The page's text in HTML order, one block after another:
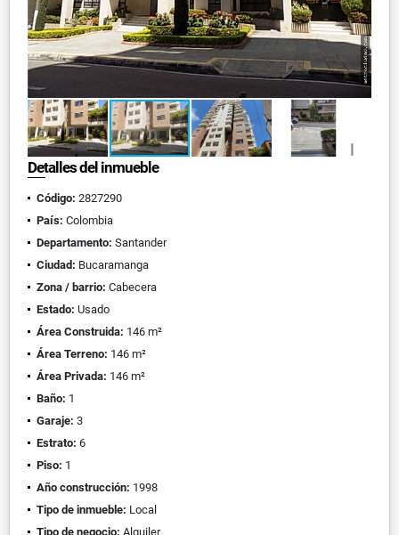
Detalles del inmueble
Código: 2827290
País: Colombia
Departamento: Santander
Ciudad: Bucaramanga
Zona / barrio: Cabecera
Estado: Usado
Área Construida: 146 m²
Área Terreno: 146 m²
Área Privada: 146 m²
Baño: 1
Garaje: 3
Estrato: 6
Piso: 1
Año construcción: 1998
Tipo de inmueble: Local
Tipo de negocio: Alquiler